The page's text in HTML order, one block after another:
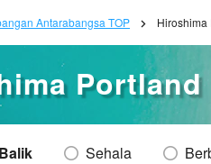
Antarabangsa TOP Hiroshima
Portland
Sehala